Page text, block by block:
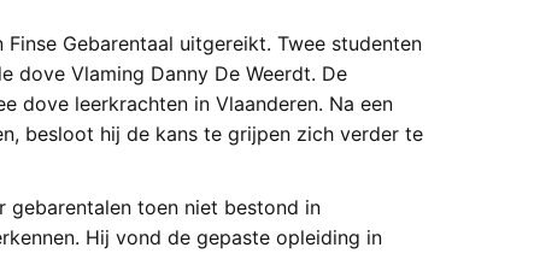
Gebarentaal uitgereikt. Twee studenten
dove Vlaming Danny De Weerdt. De
dove leerkrachten in Vlaanderen. Na een
besloot hij de kans te grijpen zich verder te
gebarentalen toen niet bestond in
Hij vond de gepaste opleiding in